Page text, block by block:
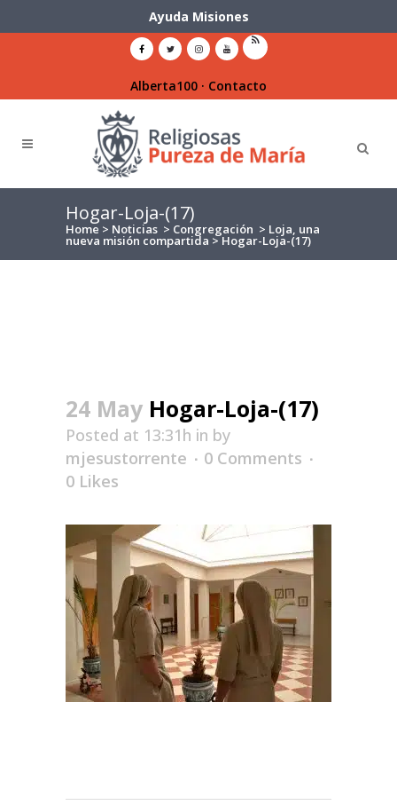
Ayuda Misiones
Alberta100 · Contacto
Hogar-Loja-(17)
Home > Noticias > Congregación > Loja, una
nueva misión compartida >Hogar-Loja-(17)
24 May Hogar-Loja-(17)
Posted at 13:31h in by
mjesustorrente
0 Comments
0 Likes